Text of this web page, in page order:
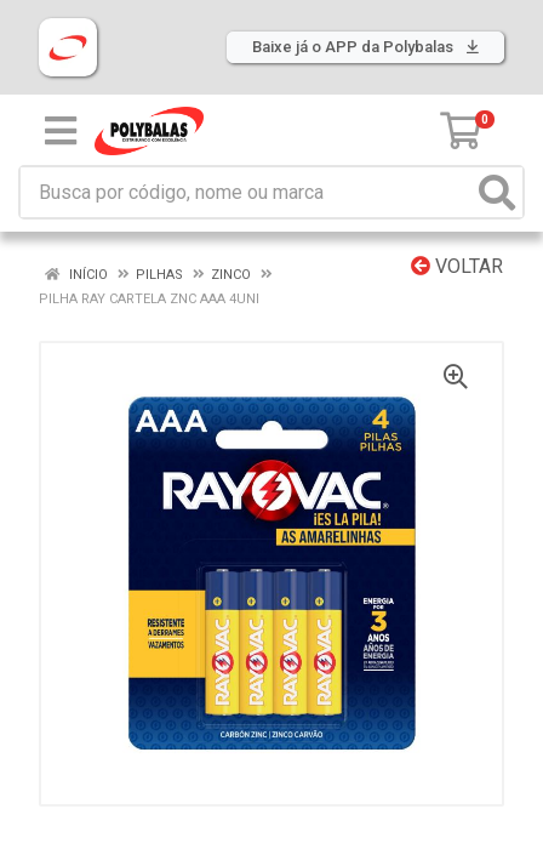
Baixe já o APP da Polybalas
0
VOLTAR
INÍCIO PILHAS
ZINCO
PILHA RAY CARTELA ZNC AAA 4UNI